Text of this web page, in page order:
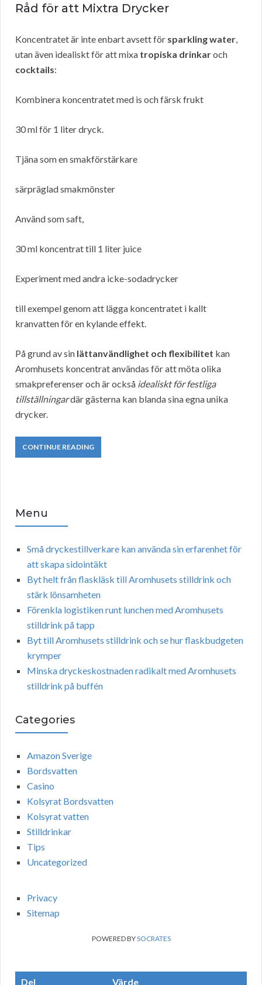
Råd för att Mixtra Drycker
Koncentratet är inte enbart avsett för sparkling water,
utan även idealiskt för att mixa tropiska drinkaroch
cocktails:
Kombinera koncentratet med is och färsk frukt
30 ml för 1 liter dryck.
Tjäna som en smakförstärkare
särpräglad smakmönster
Använd som saft,
30 ml koncentrat till 1 liter juice
Experiment med andra icke-sodadrycker
till exempel genom att lägga koncentratet i kallt
kranvatten för en kylande effekt.
På grund av sin lättanvändlighet och flexibilitet kan
Aromhusets koncentrat användas för att möta olika
smakpreferenser och är också idealiskt för festliga
tillställningardär gästerna kan blanda sina egna unika
drycker.
CONTINUE READING
Menu
Små dryckestillverkare kan använda sin erfarenhet för
att skapa sidointäkt
Byt helt från flaskläsk till Aromhusets stilldrink och
stärk lönsamheten
Förenkla logistiken runt lunchen med Aromhusets
stilldrink på tapp
Byt till Aromhusets stilldrink och se hur flaskbudgeten
krymper
Minska dryckeskostnaden radikalt med Aromhusets
stilldrink på buffén
Categories
Amazon Sverige
Bordsvatten
Casino
Kolsyrat Bordsvatten
Kolsyrat vatten
Stilldrinkar
Tips
Uncategorized
Privacy
Sitemap
POWERED BYSOCRATES
Del Värde